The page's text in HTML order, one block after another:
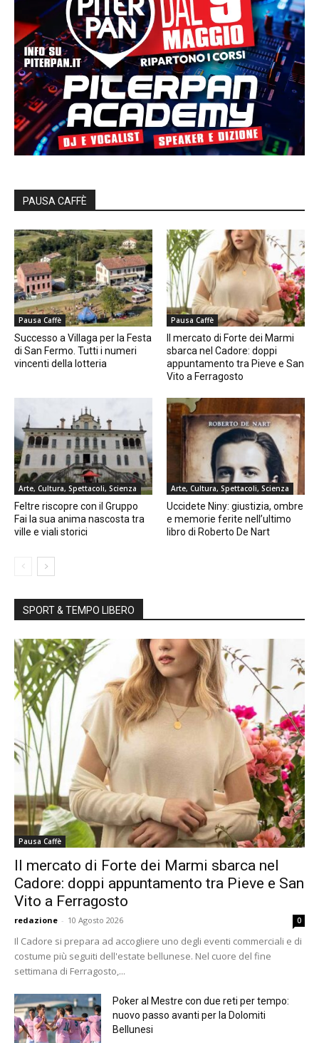
PAUSA CAFFÈ
Pausa Caffè
Successo a Villaga per la Festa
di San Fermo. Tutti i numeri
vincenti della lotteria
Pausa Caffè
Il mercato di Forte dei Marmi
sbarca nel Cadore: doppi
appuntamento tra Pieve e San
Vito a Ferragosto
Arte, Cultura, Spettacoli, Scienza
Feltre riscopre con il Gruppo
Fai la sua anima nascosta tra
ville e viali storici
Arte, Cultura, Spettacoli, Scienza
Uccidete Niny: giustizia, ombre
e memorie ferite nell’ultimo
libro di Roberto De Nart
SPORT & TEMPO LIBERO
Pausa Caffè
Il mercato di Forte dei Marmi sbarca nel
Cadore: doppi appuntamento tra Pieve e San
Vito a Ferragosto
redazione - 10 Agosto 2026 0
Il Cadore si prepara ad accogliere uno degli eventi commerciali e di
costume più seguiti dell'estate bellunese. Nel cuore del fine
settimana di Ferragosto,...
Poker al Mestre con due reti per tempo:
nuovo passo avanti per la Dolomiti
Bellunesi